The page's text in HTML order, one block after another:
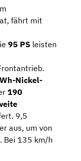
fährt mit
95 PS leisten
Nickel-
190
9,5
aus, um von
Bei 135 km/h